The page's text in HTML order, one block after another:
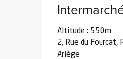
Altitude : 550m
2, Rue du Fourcat,
Ariège